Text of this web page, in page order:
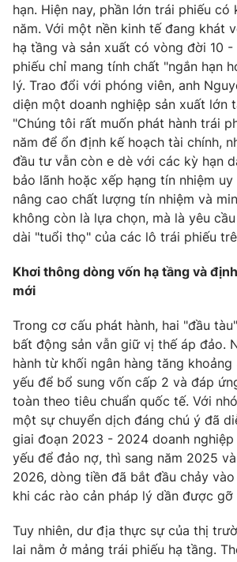
® Cấm sao chép dưới mọi hình thức nếu
thuận bằng văn bản. Ghi rõ nguồn VTV.vn
thông tin từ website này.
hạn. Hiện nay, phần lớn trái phiếu có
năm. Với một nền kinh tế đang khát
hạ tầng và sản xuất có vòng đời 10
phiếu chỉ mang tính chất "ngắn hạn
lý. Trao đổi với phóng viên, anh
diện một doanh nghiệp sản xuất lớn
"Chúng tôi rất muốn phát hành trái
năm để ổn định kế hoạch tài chính,
đầu tư vẫn còn e dè với các kỳ hạn
bảo lãnh hoặc xếp hạng tín nhiệm
nâng cao chất lượng tín nhiệm và
không còn là lựa chọn, mà là yêu
dài "tuổi thọ" của các lô trái phiếu
Khơi thông dòng vốn hạ tầng và
mới
Trong cơ cấu phát hành, hai "đầu
bất động sản vẫn giữ vị thế áp đảo.
hành từ khối ngân hàng tăng khoảng
yếu để bổ sung vốn cấp 2 và đáp
toàn theo tiêu chuẩn quốc tế. Với
một sự chuyển dịch đáng chú ý đã
giai đoạn 2023 - 2024 doanh nghiệp
yếu để đảo nợ, thì sang năm 2025
2026, dòng tiền đã bắt đầu chảy
khi các rào cản pháp lý dần được gỡ
Tuy nhiên, dư địa thực sự của thị
lai nằm ở mảng trái phiếu hạ tầng.